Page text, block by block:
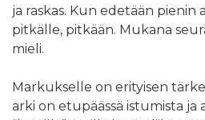
ja raskas. Kun edetään pienin
pitkälle, pitkään. Mukana
mieli.
Markukselle on erityisen
arki on etupäässä istumista